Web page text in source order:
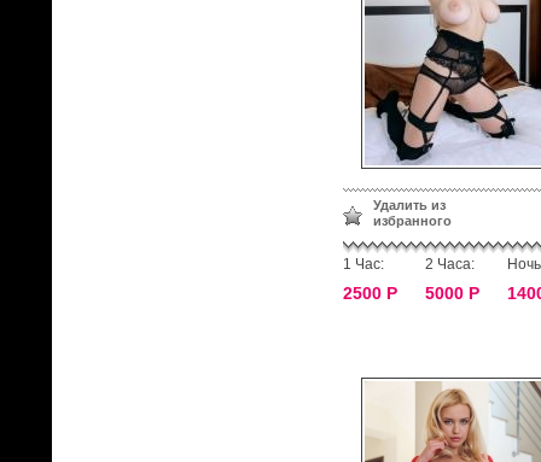
Удалить из
избранного
1 Час:
2500 Р
2 Часа:
5000 Р